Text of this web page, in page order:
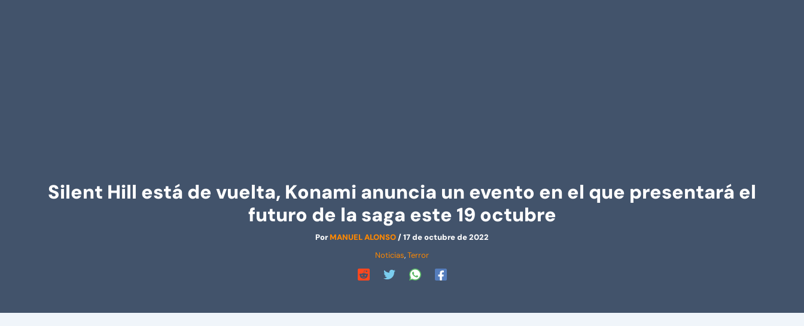
Silent Hill está de vuelta, Konami anuncia un evento en el que presentará el
futuro de la saga este 19 octubre
PorMANUEL ALONSO/17 de octubre de 2022
Noticias,Terror